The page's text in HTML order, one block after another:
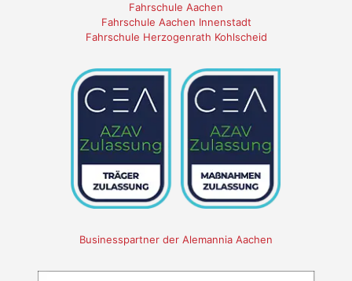
Fahrschule Aachen
Fahrschule Aachen Innenstadt
Fahrschule Herzogenrath Kohlscheid
Businesspartner der Alemannia Aachen